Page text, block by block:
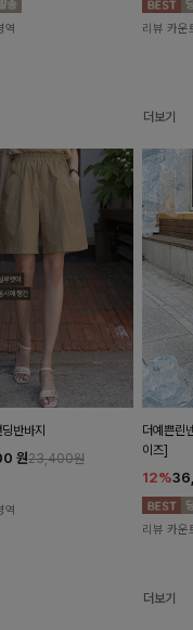
역 리뷰 카운
더보기
반바지
원23,400원
역
더예쁜린
이즈]
12%
리뷰 카운
더보기